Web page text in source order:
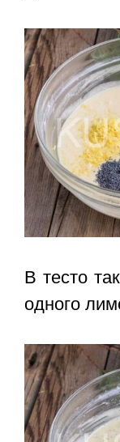
В тесто
одного